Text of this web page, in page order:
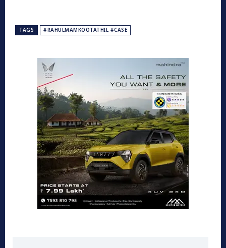
TAGS #RAHULMAMKOOTATHIL #CASE